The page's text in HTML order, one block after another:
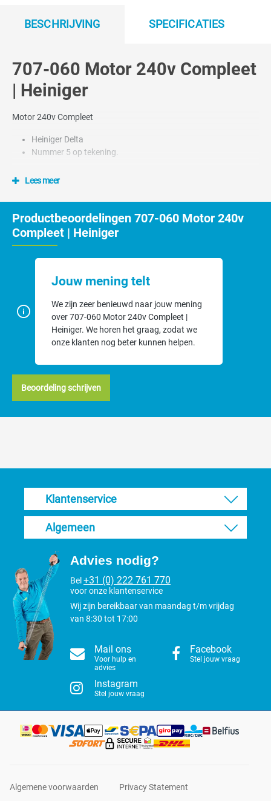
BESCHRIJVING SPECIFICATIES
707-060 Motor 240v Compleet
| Heiniger
Motor 240v Compleet
Heiniger Delta
Nummer 5 op tekening.
Lees meer
Productbeoordelingen 707-060 Motor 240v
Compleet | Heiniger
Jouw mening telt
We zijn zeer benieuwd naar jouw mening
over 707-060 Motor 240v Compleet |
Heiniger. We horen het graag, zodat we
onze klanten nog beter kunnen helpen.
Beoordeling schrijven
Klantenservice
Algemeen
Advies nodig?
Bel +31 (0) 222 761 770
voor onze klantenservice
Wij zijn bereikbaar van maandag t/m vrijdag
van 8:30 tot 17:00
Mail ons
Voor hulp en
advies
Facebook
Stel jouw vraag
Instagram
Stel jouw vraag
Algemene voorwaarden Privacy Statement